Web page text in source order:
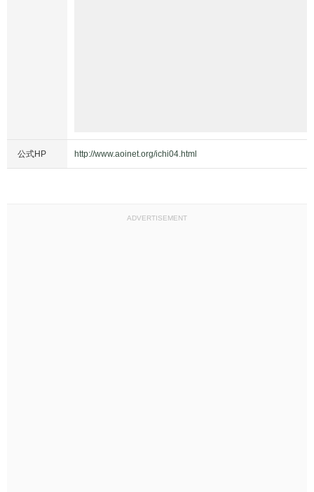
公式HP http://www.aoinet.org/ichi04.html
ADVERTISEMENT